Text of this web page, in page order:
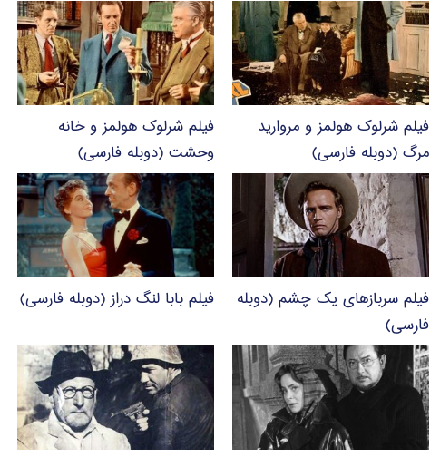
فیلم شرلوک هولمز و مروارید
مرگ (دوبله فارسی)
فیلم شرلوک هولمز و خانه
وحشت (دوبله فارسی)
فیلم سربازهای یک چشم (دوبله
فارسی)
فیلم بابا لنگ دراز (دوبله فارسی)